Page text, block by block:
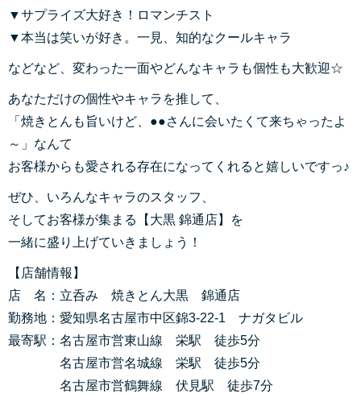
▼サプライズ大好き！ロマンチスト
▼本当は笑いが好き。一見、知的なクールキャラ
などなど、変わった一面やどんなキャラも個性も大歓迎☆
あなただけの個性やキャラを推して、
「焼きとんも旨いけど、●●さんに会いたくて来ちゃったよ
～」なんて
お客様からも愛される存在になってくれると嬉しいですっ♪
ぜひ、いろんなキャラのスタッフ、
そしてお客様が集まる【大黒 錦通店】を
一緒に盛り上げていきましょう！
【店舗情報】
店 名：立呑み 焼きとん大黒 錦通店
勤務地：愛知県名古屋市中区錦3-22-1 ナガタビル
最寄駅：名古屋市営東山線 栄駅 徒歩5分
名古屋市営名城線 栄駅 徒歩5分
名古屋市営鶴舞線 伏見駅 徒歩7分